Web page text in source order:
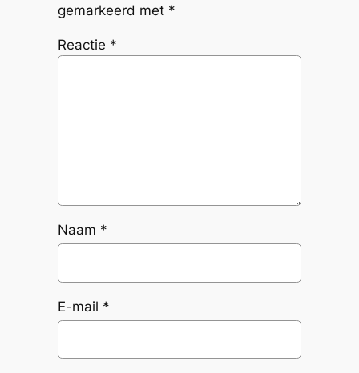
gemarkeerd met *
Reactie *
Naam *
E-mail *